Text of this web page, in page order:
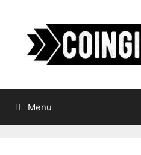
inhoud
Menu